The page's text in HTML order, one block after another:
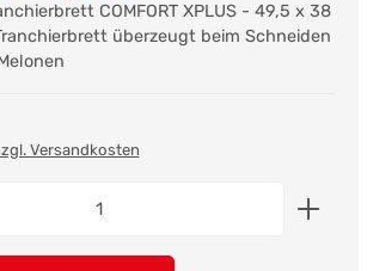
COMFORT XPLUS - 49,5 x 38
überzeugt beim Schneiden
Versandkosten
Gib den gewünschten Wert ein